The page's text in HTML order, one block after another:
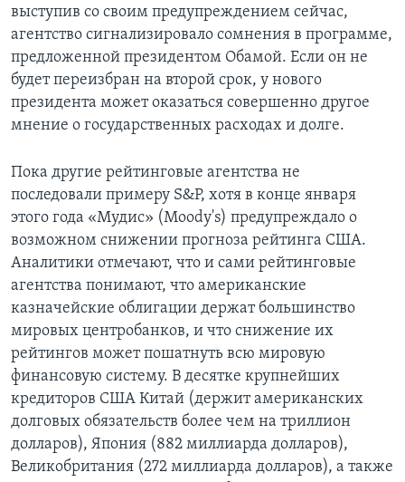
выступив со своим предупреждением сейчас,
агентство сигнализировало сомнения в программе,
предложенной президентом Обамой. Если он не
будет переизбран на второй срок, у нового
президента может оказаться совершенно другое
мнение о государственных расходах и долге.
Пока другие рейтинговые агентства не
последовали примеру S&P, хотя в конце января
этого года «Мудис» (Moody's) предупреждало о
возможном снижении прогноза рейтинга США.
Аналитики отмечают, что и сами рейтинговые
агентства понимают, что американские
казначейские облигации держат большинство
мировых центробанков, и что снижение их
рейтингов может пошатнуть всю мировую
финансовую систему. В десятке крупнейших
кредиторов США Китай (держит американских
долговых обязательств более чем на триллион
долларов), Япония (882 миллиарда долларов),
Великобритания (272 миллиарда долларов), а также